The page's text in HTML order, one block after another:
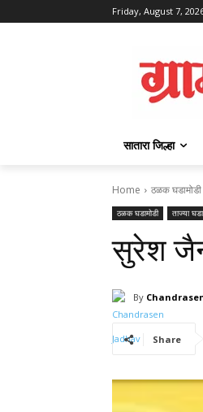
Friday, August 7,
सातारा जिल्हा
Home ठळक घडामोडी
ठळक घडामोडी ताज्या
सुरेश
By
Share